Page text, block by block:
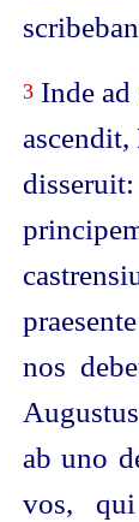
3Inde ad
nos
ab uno
vos, qui